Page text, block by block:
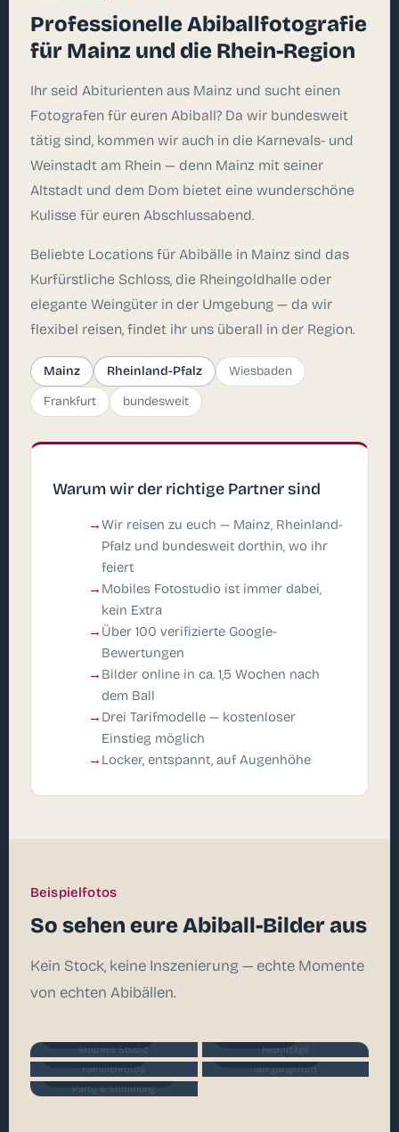
Professionelle Abiballfotografie
für Mainz und die Rhein-Region
Ihr seid Abiturienten aus Mainz und sucht einen
Fotografen für euren Abiball? Da wir bundesweit
tätig sind, kommen wir auch in die Karnevals- und
Weinstadt am Rhein — denn Mainz mit seiner
Altstadt und dem Dom bietet eine wunderschöne
Kulisse für euren Abschlussabend.
Beliebte Locations für Abibälle in Mainz sind das
Kurfürstliche Schloss, die Rheingoldhalle oder
elegante Weingüter in der Umgebung — da wir
flexibel reisen, findet ihr uns überall in der Region.
Mainz Rheinland-Pfalz
Wiesbaden
Frankfurt
bundesweit
Warum wir der richtige Partner sind
Wir reisen zu euch — Mainz, Rheinland-
Pfalz und bundesweit dorthin, wo ihr
feiert
Mobiles Fotostudio ist immer dabei,
kein Extra
Über 100 verifizierte Google-
Bewertungen
Bilder online in ca. 1,5 Wochen nach
dem Ball
Drei Tarifmodelle — kostenloser
Einstieg möglich
Locker, entspannt, auf Augenhöhe
Beispielfotos
So sehen eure Abiball-Bilder aus
Kein Stock, keine Inszenierung — echte Momente
von echten Abibällen.
Mobiles Studio Reportage
Familienfotos
Familienfotos
Jahrgangsfoto
Jahrgangsfoto
Party & Stimmung
Party & Stimmung